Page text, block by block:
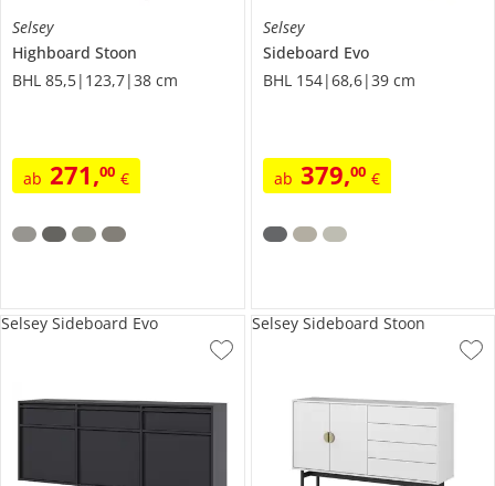
Selsey
Highboard Stoon
BHL 85,5|123,7|38 cm
ab 271,00 €
Selsey
Sideboard Evo
BHL 154|68,6|39 cm
ab 379,00 €
Selsey Sideboard Evo Selsey Sideboard Stoon